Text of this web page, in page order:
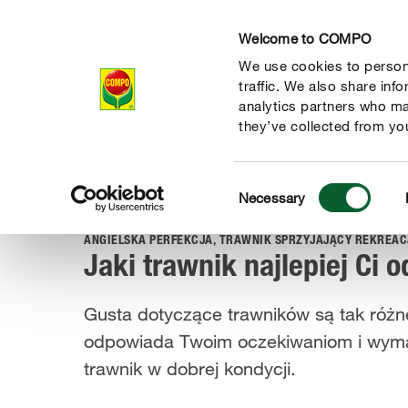
Welcome to COMPO
We use cookies to
traffic. We also share
analytics partners who
they’ve collected from
Selection
Necessary
Produkty
COMPOPorady Pielęgnacja roślin Jaki typ trawnika
ANGIELSKA PERFEKCJA, TRAWNIK SPRZYJAJĄCY
Jaki trawnik najlepiej Ci
Gusta dotyczące trawników są tak
odpowiada Twoim oczekiwaniom i
trawnik w dobrej kondycji.